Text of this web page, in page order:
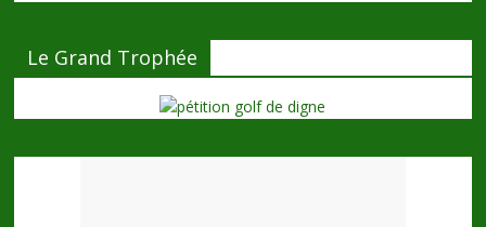
Le Grand Trophée